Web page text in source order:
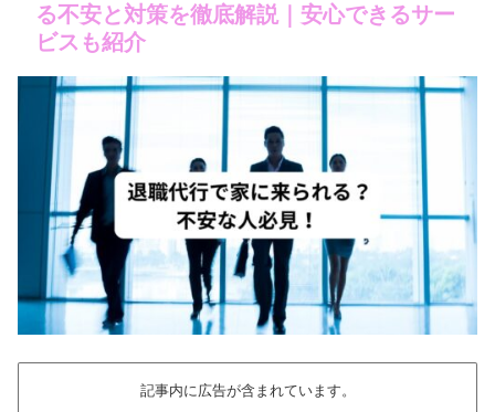
る不安と対策を徹底解説｜安心できるサー
ビスも紹介
記事内に広告が含まれています。